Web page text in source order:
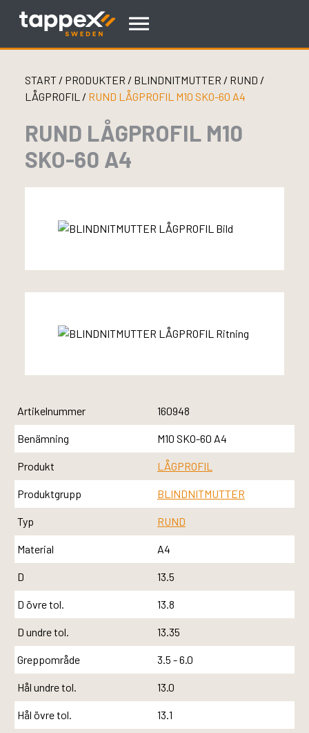
START/ PRODUKTER / BLINDNITMUTTER / RUND /
LÅGPROFIL / RUND LÅGPROFIL M10 SKO-60 A4
RUND LÅGPROFIL M10
SKO-60 A4
Artikelnummer 160948
Benämning M10 SKO-60 A4
Produkt LÅGPROFIL
Produktgrupp BLINDNITMUTTER
Typ RUND
Material A4
D 13.5
D övre tol. 13.8
D undre tol. 13.35
Greppområde 3.5 - 6.0
Hål undre tol. 13.0
Hål övre tol. 13.1